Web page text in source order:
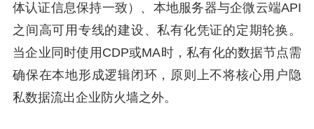
体认证信息保持一致）、本地服务器与企微云端API
之间高可用专线的建设、私有化凭证的定期轮换。
当企业同时使用CDP或MA时，私有化的数据节点需
确保在本地形成逻辑闭环，原则上不将核心用户隐
私数据流出企业防火墙之外。